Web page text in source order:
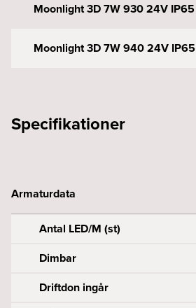
Moonlight 3D 7W 930 24V IP65
Moonlight 3D 7W 940 24V IP65
Specifikationer
Armaturdata
Antal LED/M (st)
Dimbar
Driftdon ingår